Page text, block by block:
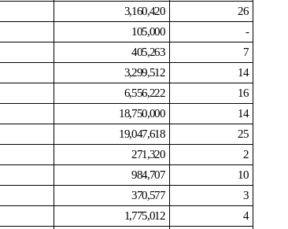
3,160,420
26
105,000
-
405,263
7
3,299,512
14
6,556,222
16
18,750,000
14
19,047,618
25
271,320
2
984,707
10
370,577
3
1,775,012
4